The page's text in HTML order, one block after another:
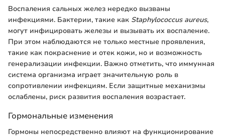
Воспаления сальных желез нередко вызваны
инфекциями. Бактерии, такие как Staphylococcus aureus,
могут инфицировать железы и вызывать их воспаление.
При этом наблюдаются не только местные проявления,
такие как покраснение и отек кожи, но и возможность
генерализации инфекции. Важно отметить, что иммунная
система организма играет значительную роль в
сопротивлении инфекциям. Если защитные механизмы
ослаблены, риск развития воспаления возрастает.
Гормональные изменения
Гормоны непосредственно влияют на функционирование